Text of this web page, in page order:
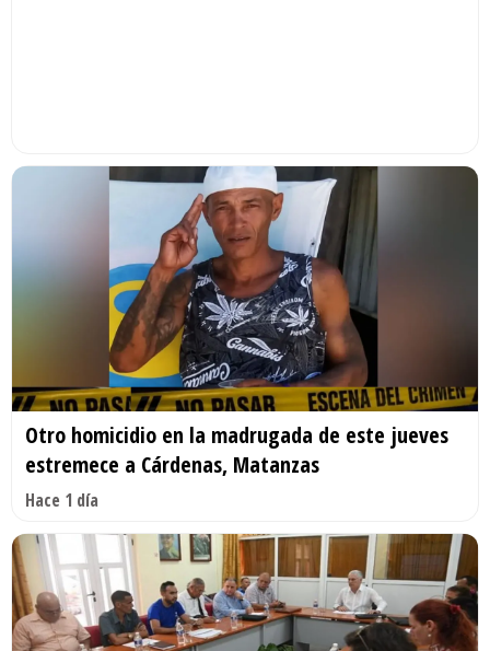
Otro homicidio en la madrugada de este jueves
estremece a Cárdenas, Matanzas
Hace 1 día